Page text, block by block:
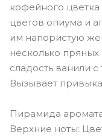
кофейного
цветов опиума и
им напористую
несколько
сладость ванили
Вызывает
Пирамида
Верхние ноты: